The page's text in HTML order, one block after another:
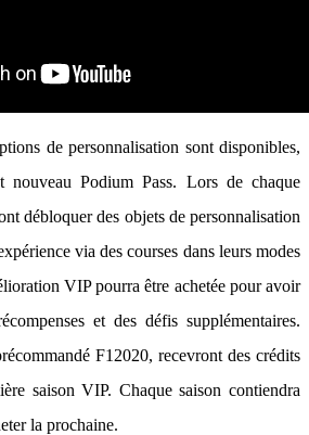
de personnalisation sont disponibles,
nouveau Podium Pass. Lors de chaque
débloquer des objets de personnalisation
via des courses dans leurs modes
VIP pourra être achetée pour avoir
et des défis supplémentaires.
F12020, recevront des crédits
saison VIP. Chaque saison contiendra
la prochaine.